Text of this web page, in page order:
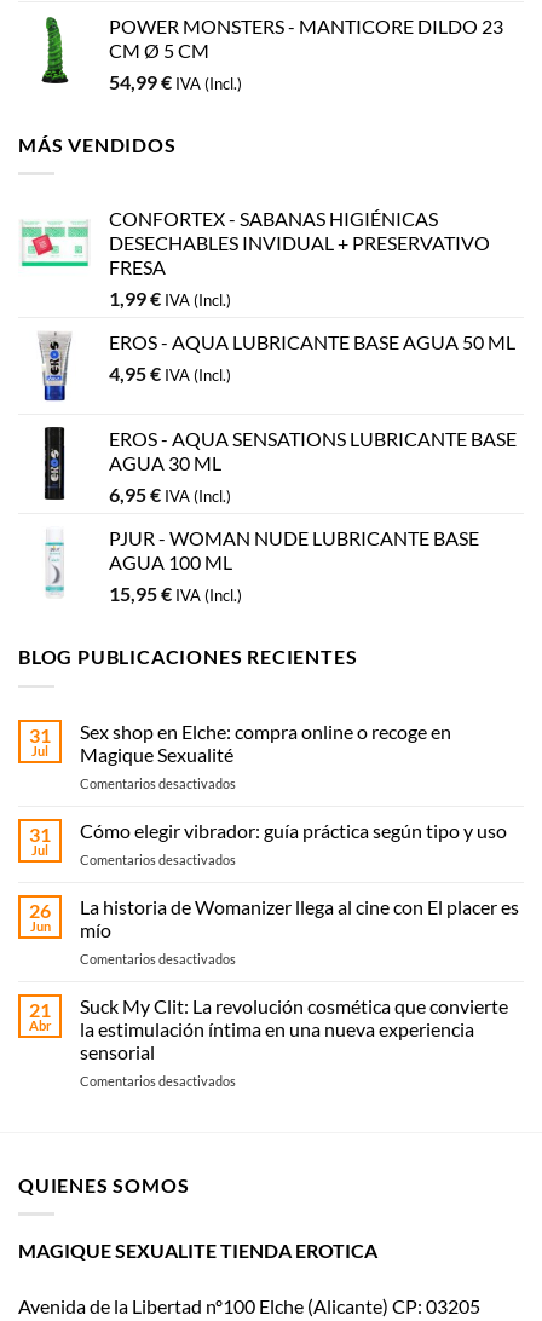
POWER MONSTERS - MANTICORE DILDO 23
CM Ø 5 CM
54,99€ IVA (Incl.)
MÁS VENDIDOS
CONFORTEX - SABANAS HIGIÉNICAS
DESECHABLES INVIDUAL + PRESERVATIVO
FRESA
1,99€ IVA (Incl.)
EROS - AQUA LUBRICANTE BASE AGUA 50 ML
4,95€ IVA (Incl.)
EROS - AQUA SENSATIONS LUBRICANTE BASE
AGUA 30 ML
6,95€ IVA (Incl.)
PJUR - WOMAN NUDE LUBRICANTE BASE
AGUA 100 ML
15,95€ IVA (Incl.)
BLOG PUBLICACIONES RECIENTES
31
Jul
Sex shop en Elche: compra online o recoge en
Magique Sexualité
Comentarios desactivadosen
shop
en
Elche:
online
en
Sexualité
31
Jul
Cómo elegir vibrador: guía práctica según tipo y uso
Comentarios desactivadosen
elegir
vibrador:
práctica
tipo
26
Jun
La historia de Womanizer llega al cine con El placer es
mío
Comentarios desactivadosen
historia
de
Womanizer
al
21
Abr
Suck My Clit: La revolución cosmética que convierte
la estimulación íntima en una nueva experiencia
sensorial
Comentarios desactivadosen
convierte
íntima
QUIENES SOMOS
MAGIQUE SEXUALITE TIENDA EROTICA
Avenida de la Libertad nº100 Elche (Alicante) CP: 03205